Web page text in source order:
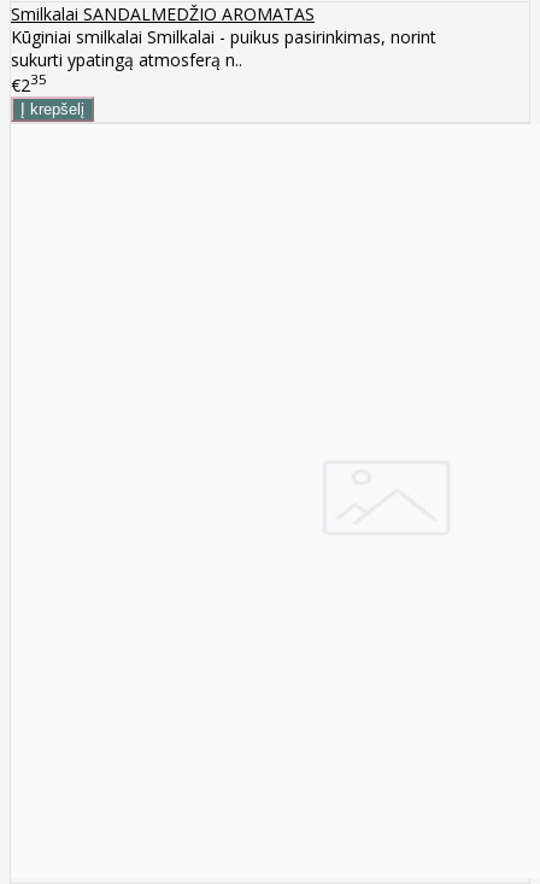
Smilkalai SANDALMEDŽIO AROMATAS
Kūginiai smilkalai Smilkalai - puikus pasirinkimas, norint
sukurti ypatingą atmosferą n..
€235